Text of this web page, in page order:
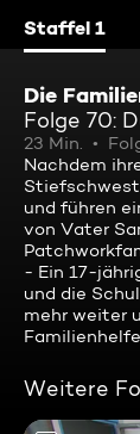
Staffel 1
Die
Folge 70:
23 Min.
Nachdem
und führen
von Vater
- Ein 17-
und die
mehr weiter
Weitere